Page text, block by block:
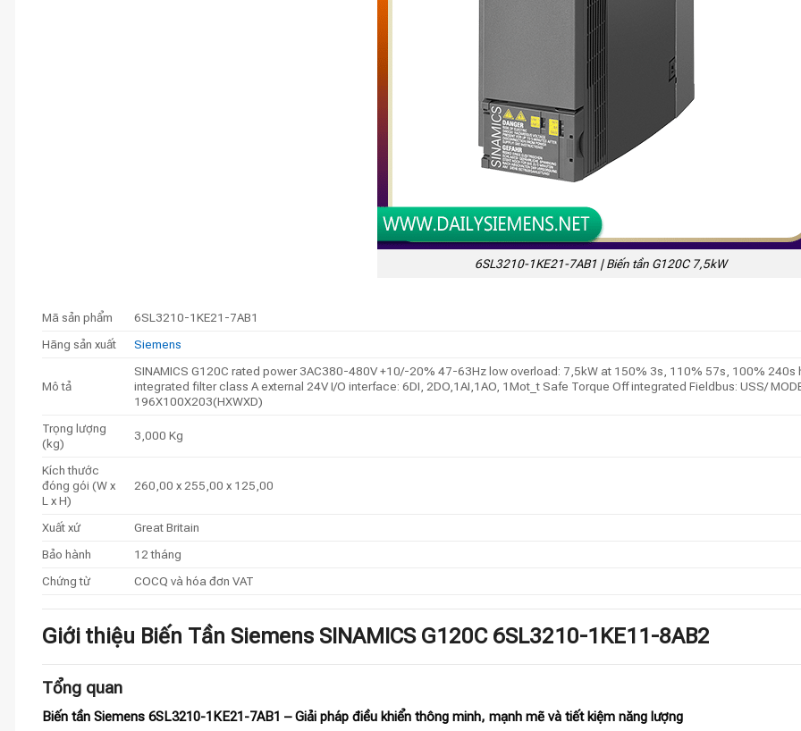
6SL3210-1KE21-7AB1 | Biến tần G120C 7,5kW
Mã sản phẩm
6SL3210-1KE21-7AB1
Hãng sản xuất
Siemens
Mô tả
SINAMICS G120C rated power 3AC380-480V +10/-20% 47-63Hz low overload: 7,5kW at 150% 3s, 110% 57s, 100%
integrated filter class A external 24V I/O interface: 6DI, 2DO,1AI,1AO, 1Mot_t Safe Torque Off integrated Fieldbus: USS/
196X100X203(HXWXD)
Trọng lượng
(kg)
3,000 Kg
Kích thước
đóng gói (W x
L x H)
260,00 x 255,00 x 125,00
Xuất xứ
Great Britain
Bảo hành
12 tháng
Chứng từ
COCQ và hóa đơn VAT
Giới thiệu Biến Tần Siemens SINAMICS G120C 6SL3210-1KE11-8AB2
Tổng quan
Biến tần Siemens 6SL3210-1KE21-7AB1 – Giải pháp điều khiển thông minh, mạnh mẽ và tiết kiệm năng lượng